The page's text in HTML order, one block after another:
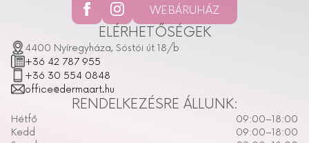
WEBÁRUHÁZ
ELÉRHETŐSÉGEK
4400 Nyíregyháza, Sóstói út 18/b
+36 42 787 955
+36 30 554 0848
office@dermaart.hu
RENDELKEZÉSRE ÁLLUNK:
Hétfő
09:00–18:00
Kedd
09:00–18:00